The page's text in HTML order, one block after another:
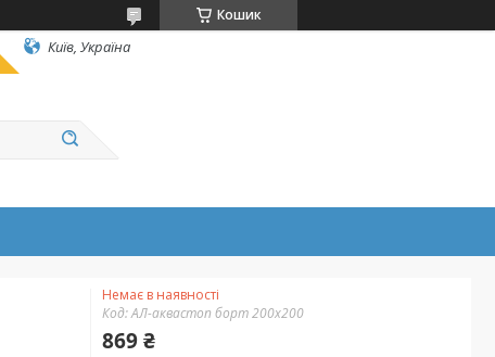
Кошик
Київ, Україна
Немає в наявності
Код:АЛ-аквастоп борт 200х200
869 ₴